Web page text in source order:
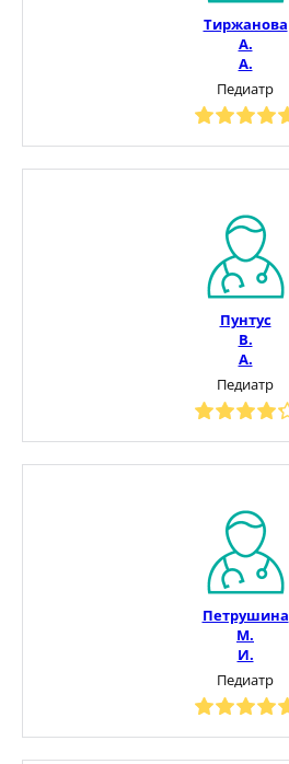
Тиржанова
А.
А.
Педиатр
Пунтус
В.
А.
Педиатр
Петрушина
М.
И.
Педиатр